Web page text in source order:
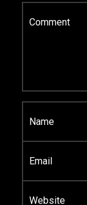
Reactie
*
Naam
*
E-mail*
Site